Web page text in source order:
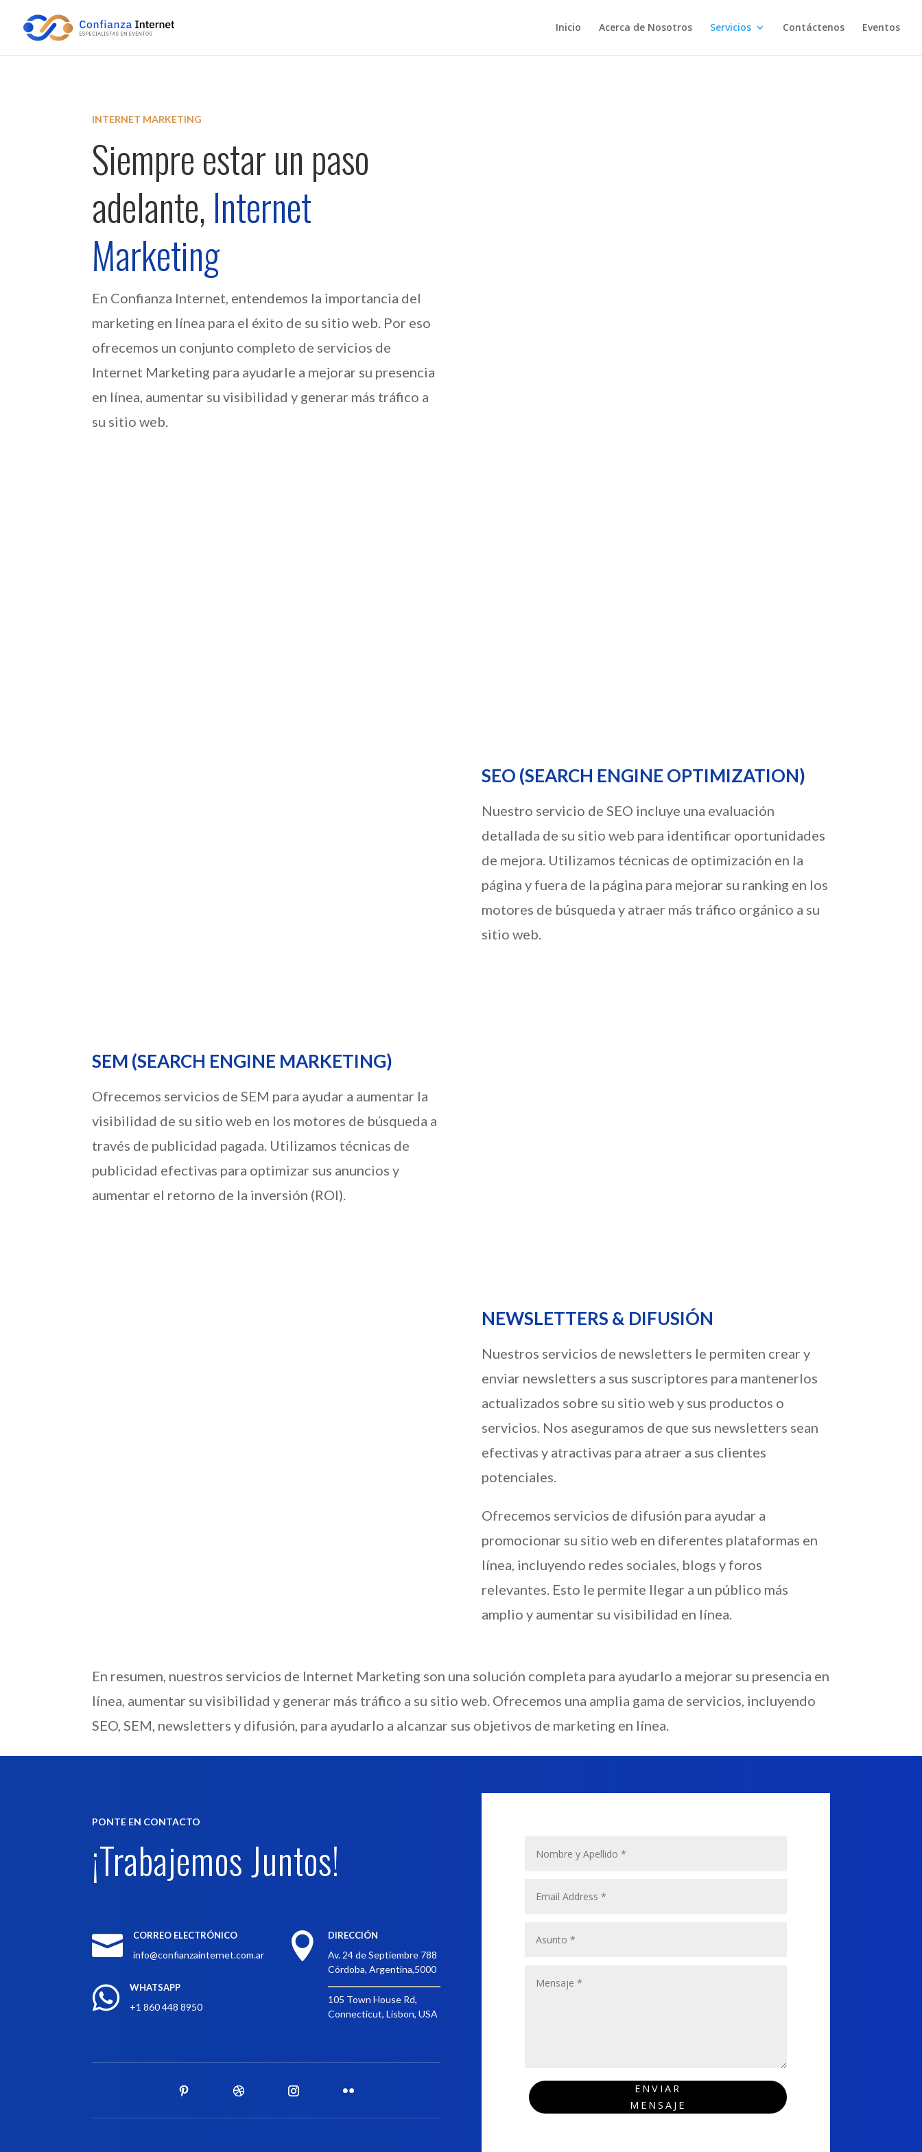
Inicio Acerca de Nosotros Servicios Contáctenos Eventos
INTERNET MARKETING
Siempre estar un paso
adelante, Internet
Marketing
En Confianza Internet, entendemos la importancia del
marketing en línea para el éxito de su sitio web. Por eso
ofrecemos un conjunto completo de servicios de
Internet Marketing para ayudarle a mejorar su presencia
en línea, aumentar su visibilidad y generar más tráfico a
su sitio web.
SEO (SEARCH ENGINE OPTIMIZATION)
Nuestro servicio de SEO incluye una evaluación
detallada de su sitio web para identificar oportunidades
de mejora. Utilizamos técnicas de optimización en la
página y fuera de la página para mejorar su ranking en los
motores de búsqueda y atraer más tráfico orgánico a su
sitio web.
SEM (SEARCH ENGINE MARKETING)
Ofrecemos servicios de SEM para ayudar a aumentar la
visibilidad de su sitio web en los motores de búsqueda a
través de publicidad pagada. Utilizamos técnicas de
publicidad efectivas para optimizar sus anuncios y
aumentar el retorno de la inversión (ROI).
NEWSLETTERS & DIFUSIÓN
Nuestros servicios de newsletters le permiten crear y
enviar newsletters a sus suscriptores para mantenerlos
actualizados sobre su sitio web y sus productos o
servicios. Nos aseguramos de que sus newsletters sean
efectivas y atractivas para atraer a sus clientes
potenciales.
Ofrecemos servicios de difusión para ayudar a
promocionar su sitio web en diferentes plataformas en
línea, incluyendo redes sociales, blogs y foros
relevantes. Esto le permite llegar a un público más
amplio y aumentar su visibilidad en línea.
En resumen, nuestros servicios de Internet Marketing son una solución completa para ayudarlo a mejorar su presencia en
línea, aumentar su visibilidad y generar más tráfico a su sitio web. Ofrecemos una amplia gama de servicios, incluyendo
SEO, SEM, newsletters y difusión, para ayudarlo a alcanzar sus objetivos de marketing en línea.
PONTE EN CONTACTO
¡Trabajemos Juntos!
 CORREO ELECTRÓNICO
info@confianzainternet.com.ar
 WHATSAPP
+1 860 448 8950
 DIRECCIÓN
Av. 24 de Septiembre 788
Córdoba, Argentina,5000
105 Town House Rd,
Connecticut, Lisbon, USA
ENVIAR
MENSAJE